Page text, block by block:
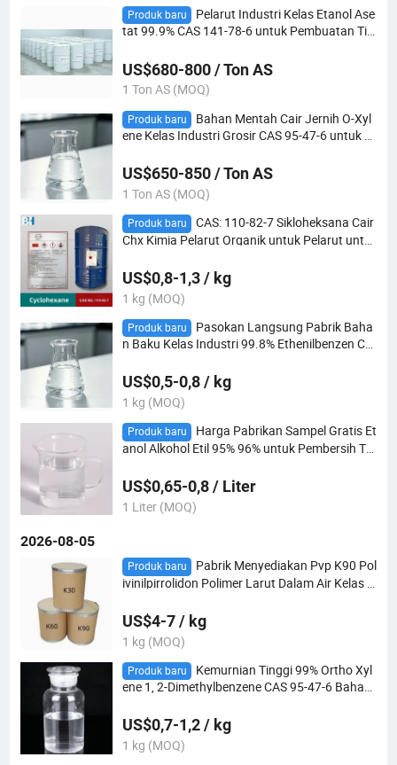
Produk baru
Pelarut Industri Kelas Etanol Ase
tat 99.9% CAS 141-78-6 untuk Pembuatan Tin
US$680-800 / Ton AS
1 Ton AS (MOQ)
Produk baru
Bahan Mentah Cair Jernih O-Xyl
ene Kelas Industri Grosir CAS 95-47-6 untuk C
US$650-850 / Ton AS
1 Ton AS (MOQ)
Produk baru
CAS: 110-82-7 Sikloheksana Cair
Chx Kimia Pelarut Organik untuk Pelarut untu
US$0,8-1,3 / kg
1 kg (MOQ)
Produk baru
Pasokan Langsung Pabrik Baha
n Baku Kelas Industri 99.8% Ethenilbenzen CA
US$0,5-0,8 / kg
1 kg (MOQ)
Produk baru
Harga Pabrikan Sampel Gratis Et
anol Alkohol Etil 95% 96% untuk Pembersih Ta
US$0,65-0,8 / Liter
1 Liter (MOQ)
2026-08-05
Produk baru
Pabrik Menyediakan Pvp K90 Pol
ivinilpirrolidon Polimer Larut Dalam Air Kelas I
US$4-7 / kg
1 kg (MOQ)
Produk baru
Kemurnian Tinggi 99% Ortho Xyl
ene 1, 2-Dimethylbenzene CAS 95-47-6 Bahan
sin Sintetis
US$0,7-1,2 / kg
1 kg (MOQ)